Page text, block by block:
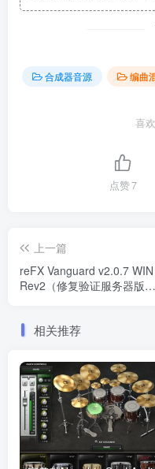
合成器音源 编曲
喜
点赞7
上一篇
reFX Vanguard v2.0.7 WIN
Rev2（修复验证服务器版
相关推荐